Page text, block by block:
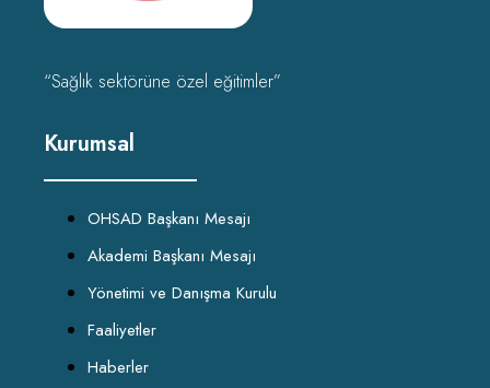
“Sağlık sektörüne özel eğitimler”
Kurumsal
OHSAD Başkanı Mesajı
Akademi Başkanı Mesajı
Yönetimi ve Danışma Kurulu
Faaliyetler
Haberler